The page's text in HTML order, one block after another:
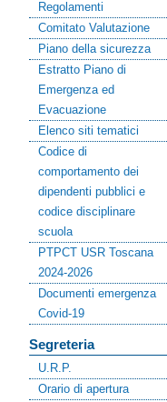
Regolamenti
Comitato Valutazione
Piano della sicurezza
Estratto Piano di
Emergenza ed
Evacuazione
Elenco siti tematici
Codice di
comportamento dei
dipendenti pubblici e
codice disciplinare
scuola
PTPCT USR Toscana
2024-2026
Documenti emergenza
Covid-19
Segreteria
U.R.P.
Orario di apertura